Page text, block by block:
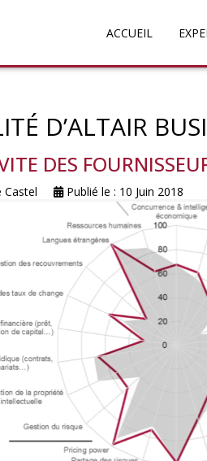
ACCUEIL
D’ALTAIR
DES
Castel Publié le : 10 Juin 2018